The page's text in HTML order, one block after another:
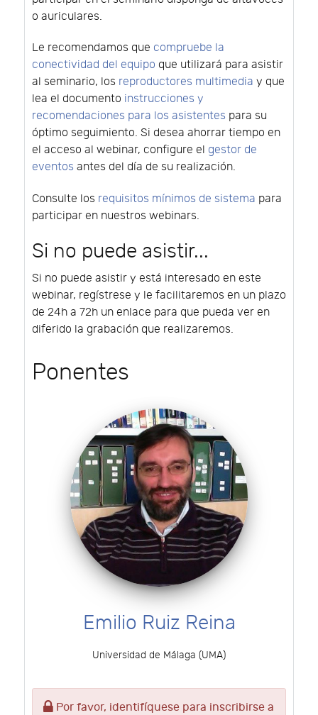
o auriculares.
Le recomendamos que compruebe la
conectividad del equipo que utilizará para asistir
al seminario, los reproductores multimedia y que
lea el documento instrucciones y
recomendaciones para los asistentes para su
óptimo seguimiento. Si desea ahorrar tiempo en
el acceso al webinar, configure el gestor de
eventos antes del día de su realización.
Consulte los requisitos mínimos de sistema para
participar en nuestros webinars.
Si no puede asistir...
Si no puede asistir y está interesado en este
webinar, regístrese y le facilitaremos en un plazo
de 24h a 72h un enlace para que pueda ver en
diferido la grabación que realizaremos.
Ponentes
Emilio Ruiz Reina
Universidad de Málaga (UMA)
Por favor, identifíquese para inscribirse a